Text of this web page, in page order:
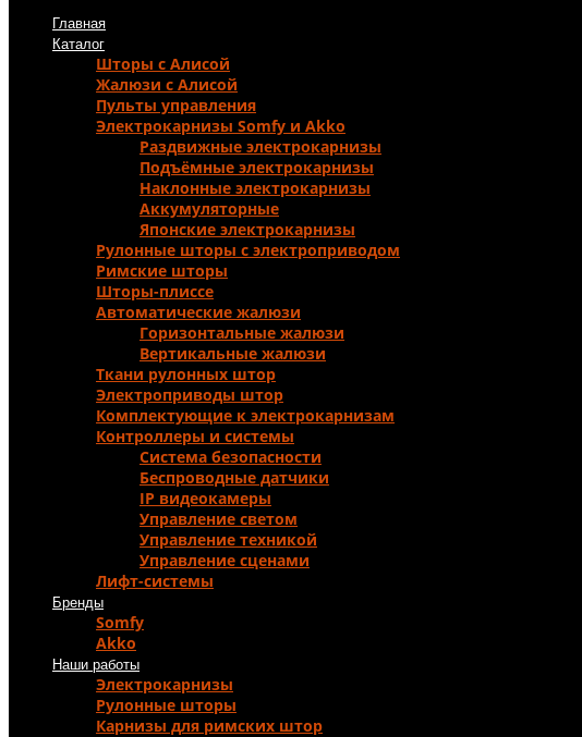
Главная
Каталог
Шторы с Алисой
Жалюзи с Алисой
Пульты управления
Электрокарнизы Somfy и Аkko
Раздвижные электрокарнизы
Подъёмные электрокарнизы
Наклонные электрокарнизы
Аккумуляторные
Японские электрокарнизы
Рулонные шторы с электроприводом
Римские шторы
Шторы-плиссе
Автоматические жалюзи
Горизонтальные жалюзи
Вертикальные жалюзи
Ткани рулонных штор
Электроприводы штор
Комплектующие к электрокарнизам
Контроллеры и системы
Система безопасности
Беспроводные датчики
IP видеокамеры
Управление светом
Управление техникой
Управление сценами
Лифт-системы
Бренды
Somfy
Akko
Наши работы
Электрокарнизы
Рулонные шторы
Карнизы для римских штор